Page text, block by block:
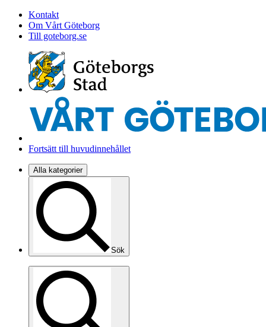
Kontakt
Om Vårt Göteborg
Till goteborg.se
Fortsätt till huvudinnehållet
Alla kategorier
Sök